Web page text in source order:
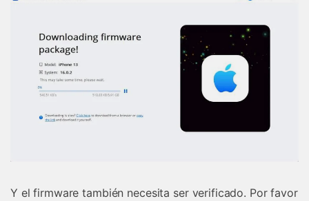
Y el firmware también necesita ser verificado. Por favor